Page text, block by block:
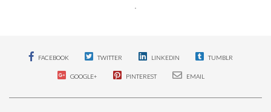
.
FACEBOOK TWITTER LINKEDIN TUMBLR
GOOGLE+ PINTEREST EMAIL